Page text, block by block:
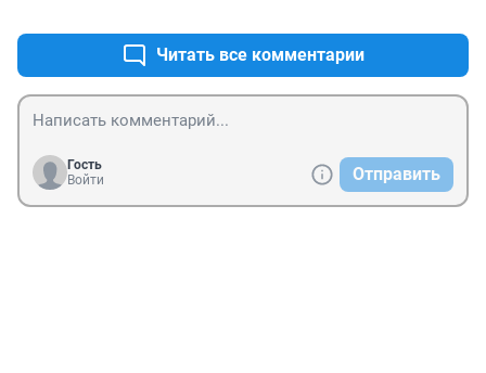
Читать все комментарии
Гость
Войти
Отправить